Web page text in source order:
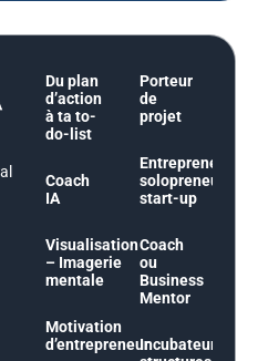
Du plan
d’action
à ta to-
do-list
Coach
IA
Visualisation
– Imagerie
mentale
Motivation
d’entrepreneur
Porteur
de
projet
Entrepreneur,
solopreneur,
start-up
Coach
ou
Business
Mentor
Incubateurs et